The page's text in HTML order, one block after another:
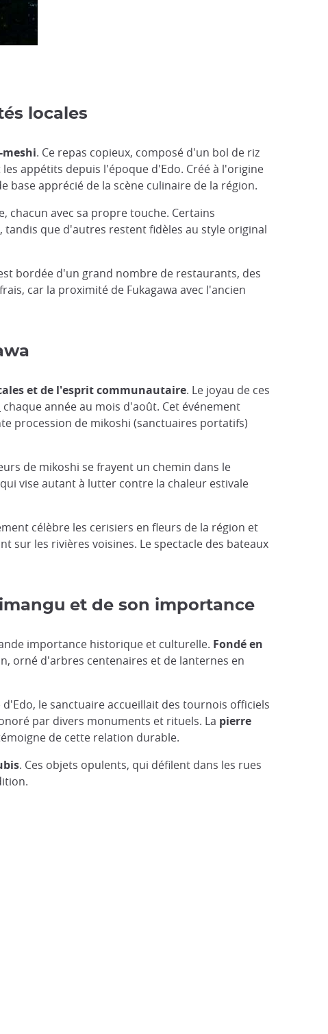
locales
meshi. Ce repas copieux, composé d'un bol de riz
les appétits depuis l'époque d'Edo. Créé à l'origine
base apprécié de la scène culinaire de la région.
chacun avec sa propre touche. Certains
que d'autres restent fidèles au style original
bordée d'un grand nombre de restaurants, des
car la proximité de Fukagawa avec l'ancien
et de l'esprit communautaire. Le joyau de ces
chaque année au mois d'août. Cet événement
procession de mikoshi (sanctuaires portatifs)
de mikoshi se frayent un chemin dans le
vise autant à lutter contre la chaleur estivale
célèbre les cerisiers en fleurs de la région et
sur les rivières voisines. Le spectacle des bateaux
et de son importance
importance historique et culturelle. Fondé en
orné d'arbres centenaires et de lanternes en
d'Edo, le sanctuaire accueillait des tournois officiels
par divers monuments et rituels. La pierre
de cette relation durable.
. Ces objets opulents, qui défilent dans les rues